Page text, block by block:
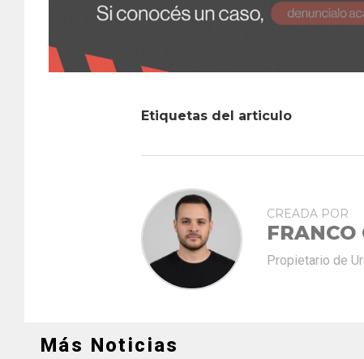
Etiquetas del articulo
CREADA POR
Propietario de
Más Noticias